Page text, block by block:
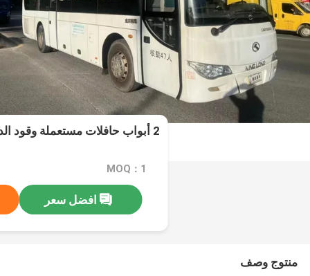
2 أبواب حافلات مستعملة وقود الديزل مع تكييف الهواء
MOQ：1
افضل سعر
منتوج وصف